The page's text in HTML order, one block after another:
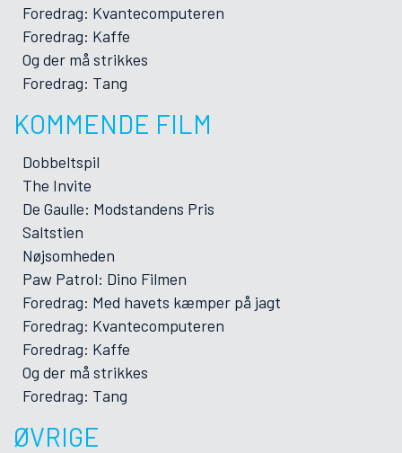
Foredrag: Kvantecomputeren
Foredrag: Kaffe
Og der må strikkes
Foredrag: Tang
KOMMENDE FILM
Dobbeltspil
The Invite
De Gaulle: Modstandens Pris
Saltstien
Nøjsomheden
Paw Patrol: Dino Filmen
Foredrag: Med havets kæmper på jagt
Foredrag: Kvantecomputeren
Foredrag: Kaffe
Og der må strikkes
Foredrag: Tang
ØVRIGE